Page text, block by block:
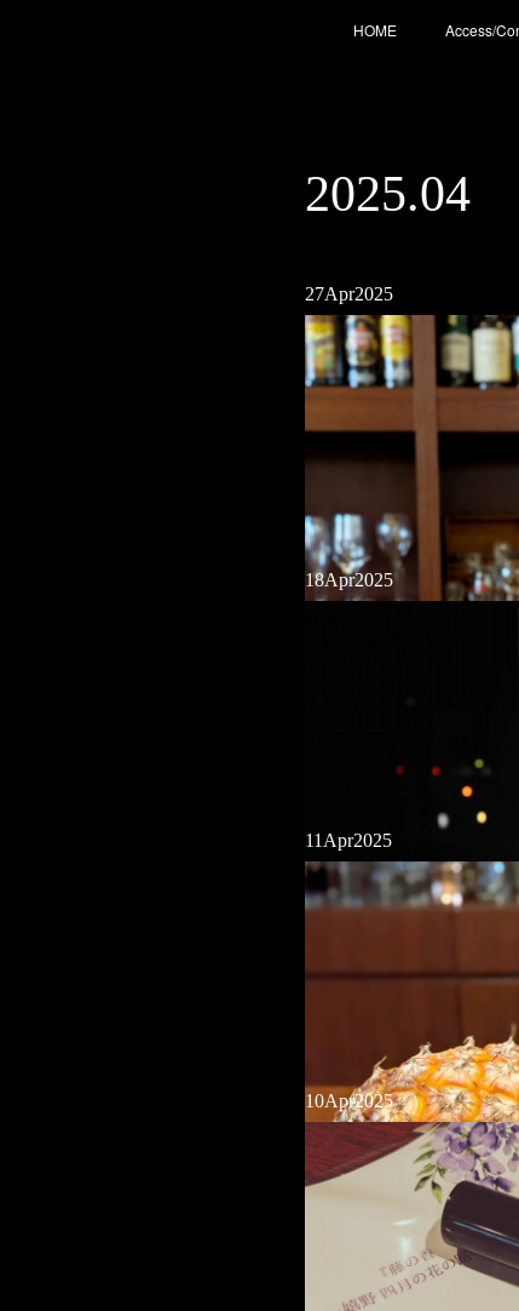
HOME Access/
2025.04
27Apr2025
新着スピリッツ
【伊良コーラ酎】老舗焼酎蔵元
ラメーカー「伊良コーラ」のコ
18Apr2025
貸切営業
本日は貸切営業となります。一
ませ。
11 Apr2025
10Apr2025